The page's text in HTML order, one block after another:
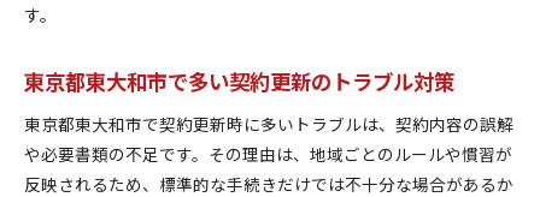
す。
東京都東大和市で多い契約更新のトラブル対策
東京都東大和市で契約更新時に多いトラブルは、契約内容の誤解
や必要書類の不足です。その理由は、地域ごとのルールや慣習が
反映されるため、標準的な手続きだけでは不十分な場合があるか